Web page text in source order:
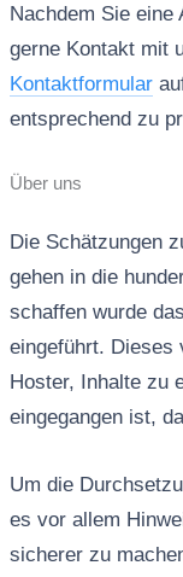
Nachdem Sie eine
gerne Kontakt mit
Kontaktformular
entsprechend zu
Über uns
Die Schätzungen
gehen in die
schaffen wurde
eingeführt. Dieses
Hoster, Inhalte zu
eingegangen ist,
Um die
es vor allem
sicherer zu